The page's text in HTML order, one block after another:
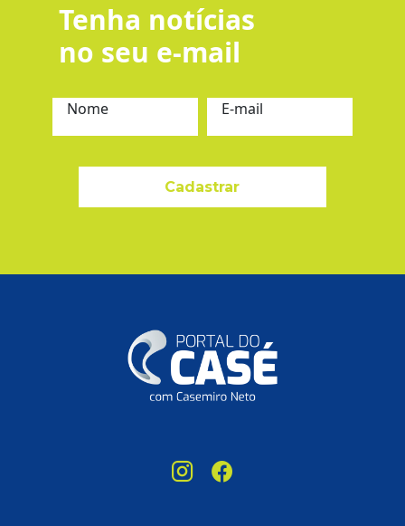
Tenha notícias
no seu e-mail
Nome E-mail
Cadastrar